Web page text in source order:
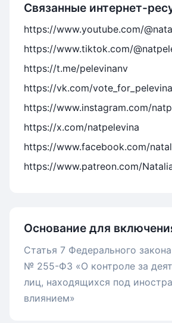
Связанные интернет-
https://www.youtube.com/
https://www.tiktok.com/
https://t.me/pelevinanv
https://vk.com/vote_for_pelevina
https://www.instagram.com/
https://x.com/natpelevina
https://www.facebook.com/
https://www.patreon.com/
Основание для
Статья 7 Федерального
№ 255-ФЗ «О контроле за
лиц, находящихся под
влиянием»